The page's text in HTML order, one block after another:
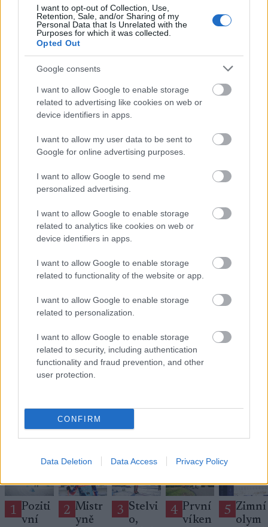
I want to opt-out of Collection, Use,
Retention, Sale, and/or Sharing of my
Personal Data that Is Unrelated with the
Purposes for which it was collected.
Opted Out
Google consents
I want to allow Google to enable storage
related to advertising like cookies on web or
device identifiers in apps.
I want to allow my user data to be sent to
Google for online advertising purposes.
I want to allow Google to send me
personalized advertising.
I want to allow Google to enable storage
related to analytics like cookies on web or
device identifiers in apps.
I want to allow Google to enable storage
related to functionality of the website or app.
I want to allow Google to enable storage
related to personalization.
I want to allow Google to enable storage
related to security, including authentication
functionality and fraud prevention, and other
user protection.
CONFIRM
Data Deletion Data Access Privacy Policy
Ze stopy do galerie: Bývalá biatlonistka se smála
kamarádovi, teď dělá to samé
První oficiální tréninkový kemp nové sestavy se
uskuteční na Passo Rolle v Itálii začátkem
budou společně trénovat a upevňovat týmového
ducha.
„To, že si sportovci dobře rozumí a že si trénink i
závody skutečně užívají, je nejdůležitější složkou
úspěchu,“ uzavírá Bruno Debertolis, jenž byl
oceněn titulem ředitel Pro Teamu roku.
Čtěte více o Ski Classicsna tomto odkazu.
Přihlaste se k odběru našeho
newsletteru
1 Poziti
vní
2 Mistr
yně
3 Stelvi
o,
4 První
víken
5 Zimní
olym